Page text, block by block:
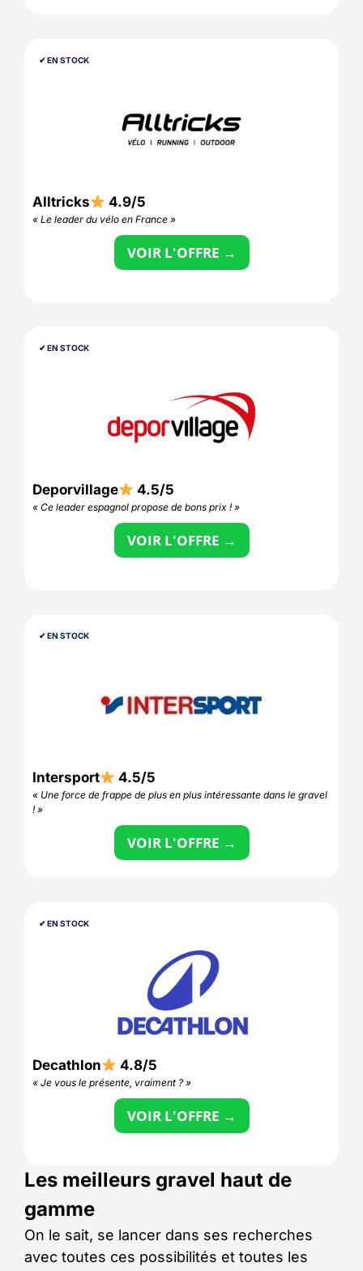
✔︎ EN STOCK
Alltricks 4.9/5
« Le leader du vélo en France »
VOIR L'OFFRE →
✔︎ EN STOCK
Deporvillage 4.5/5
« Ce leader espagnol propose de bons prix ! »
VOIR L'OFFRE →
✔︎ EN STOCK
Intersport 4.5/5
« Une force de frappe de plus en plus intéressante dans le gravel
! »
VOIR L'OFFRE →
✔︎ EN STOCK
Decathlon 4.8/5
« Je vous le présente, vraiment ? »
VOIR L'OFFRE →
Les meilleurs gravel haut de
gamme
On le sait, se lancer dans ses recherches
avec toutes ces possibilités et toutes les